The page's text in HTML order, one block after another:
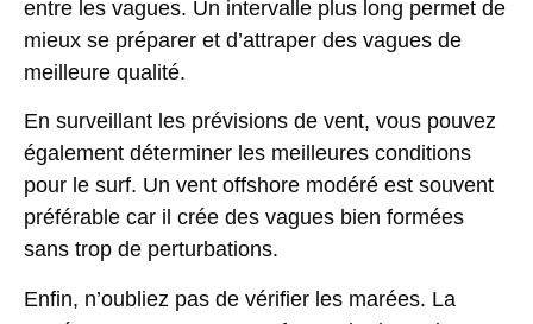
entre les vagues. Un intervalle plus long permet de
mieux se préparer et d’attraper des vagues de
meilleure qualité.
En surveillant les prévisions de vent, vous pouvez
également déterminer les meilleures conditions
pour le surf. Un vent offshore modéré est souvent
préférable car il crée des vagues bien formées
sans trop de perturbations.
Enfin, n’oubliez pas de vérifier les marées. La